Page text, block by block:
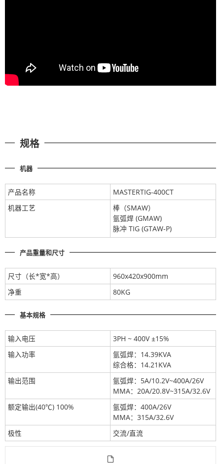
规格
机器
产品名称
MASTERTIG-400CT
机器工艺
棒（SMAW）
氩弧焊 (GMAW)
脉冲 TIG (GTAW-P)
产品重量和尺寸
尺寸（长*宽*高）
960x420x900mm
净重
80KG
基本规格
输入电压
3PH ~ 400V ±15%
输入功率
氩弧焊：14.39KVA
综合格：14.21KVA
输出范围
氩弧焊：5A/10.2V~400A/26V
MMA：20A/20.8V~315A/32.6V
额定输出(40℃) 100%
氩弧焊：400A/26V
MMA：315A/32.6V
极性
交流/直流